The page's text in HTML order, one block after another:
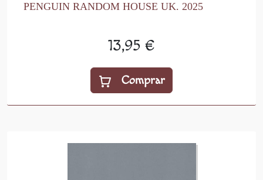
PENGUIN RANDOM HOUSE UK. 2025
13,95 €
Comprar